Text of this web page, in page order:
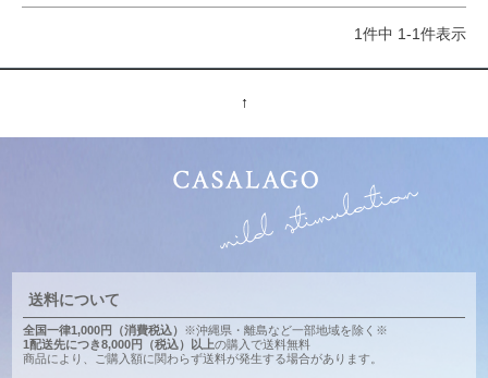
1件中 1-1件表示
↑
送料について
全国一律1,000円（消費税込） ※沖縄県・離島など一部地域を除く※
1配送先につき8,000円（税込）以上の購入で送料無料
商品により、ご購入額に関わらず送料が発生する場合があります。